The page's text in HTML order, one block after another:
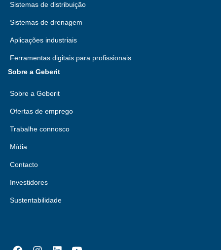
Sistemas de distribuição
Sistemas de drenagem
Aplicações industriais
Ferramentas digitais para profissionais
Sobre a Geberit
Sobre a Geberit
Ofertas de emprego
Trabalhe connosco
Mídia
Contacto
Investidores
Sustentabilidade